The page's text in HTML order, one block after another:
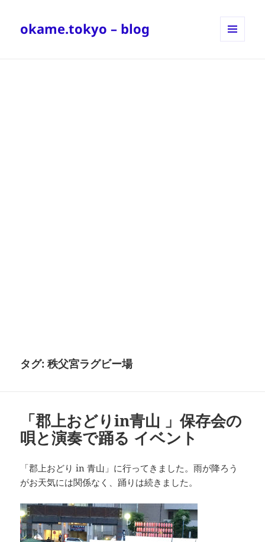
okame.tokyo – blog
タグ:秩父宮ラグビー場
「郡上おどりin青山 」保存会の
唄と演奏で踊る イベント
「郡上おどり in 青山」に行ってきました。雨が降ろう
がお天気には関係なく、踊りは続きました。